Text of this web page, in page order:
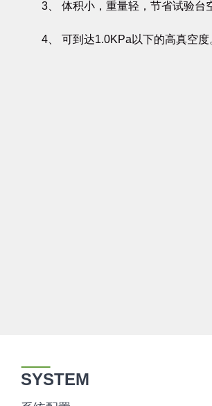
3、 体积小，重量轻，节省试验台
4、 可到达1.0KPa以下的高真空度
SYSTEM